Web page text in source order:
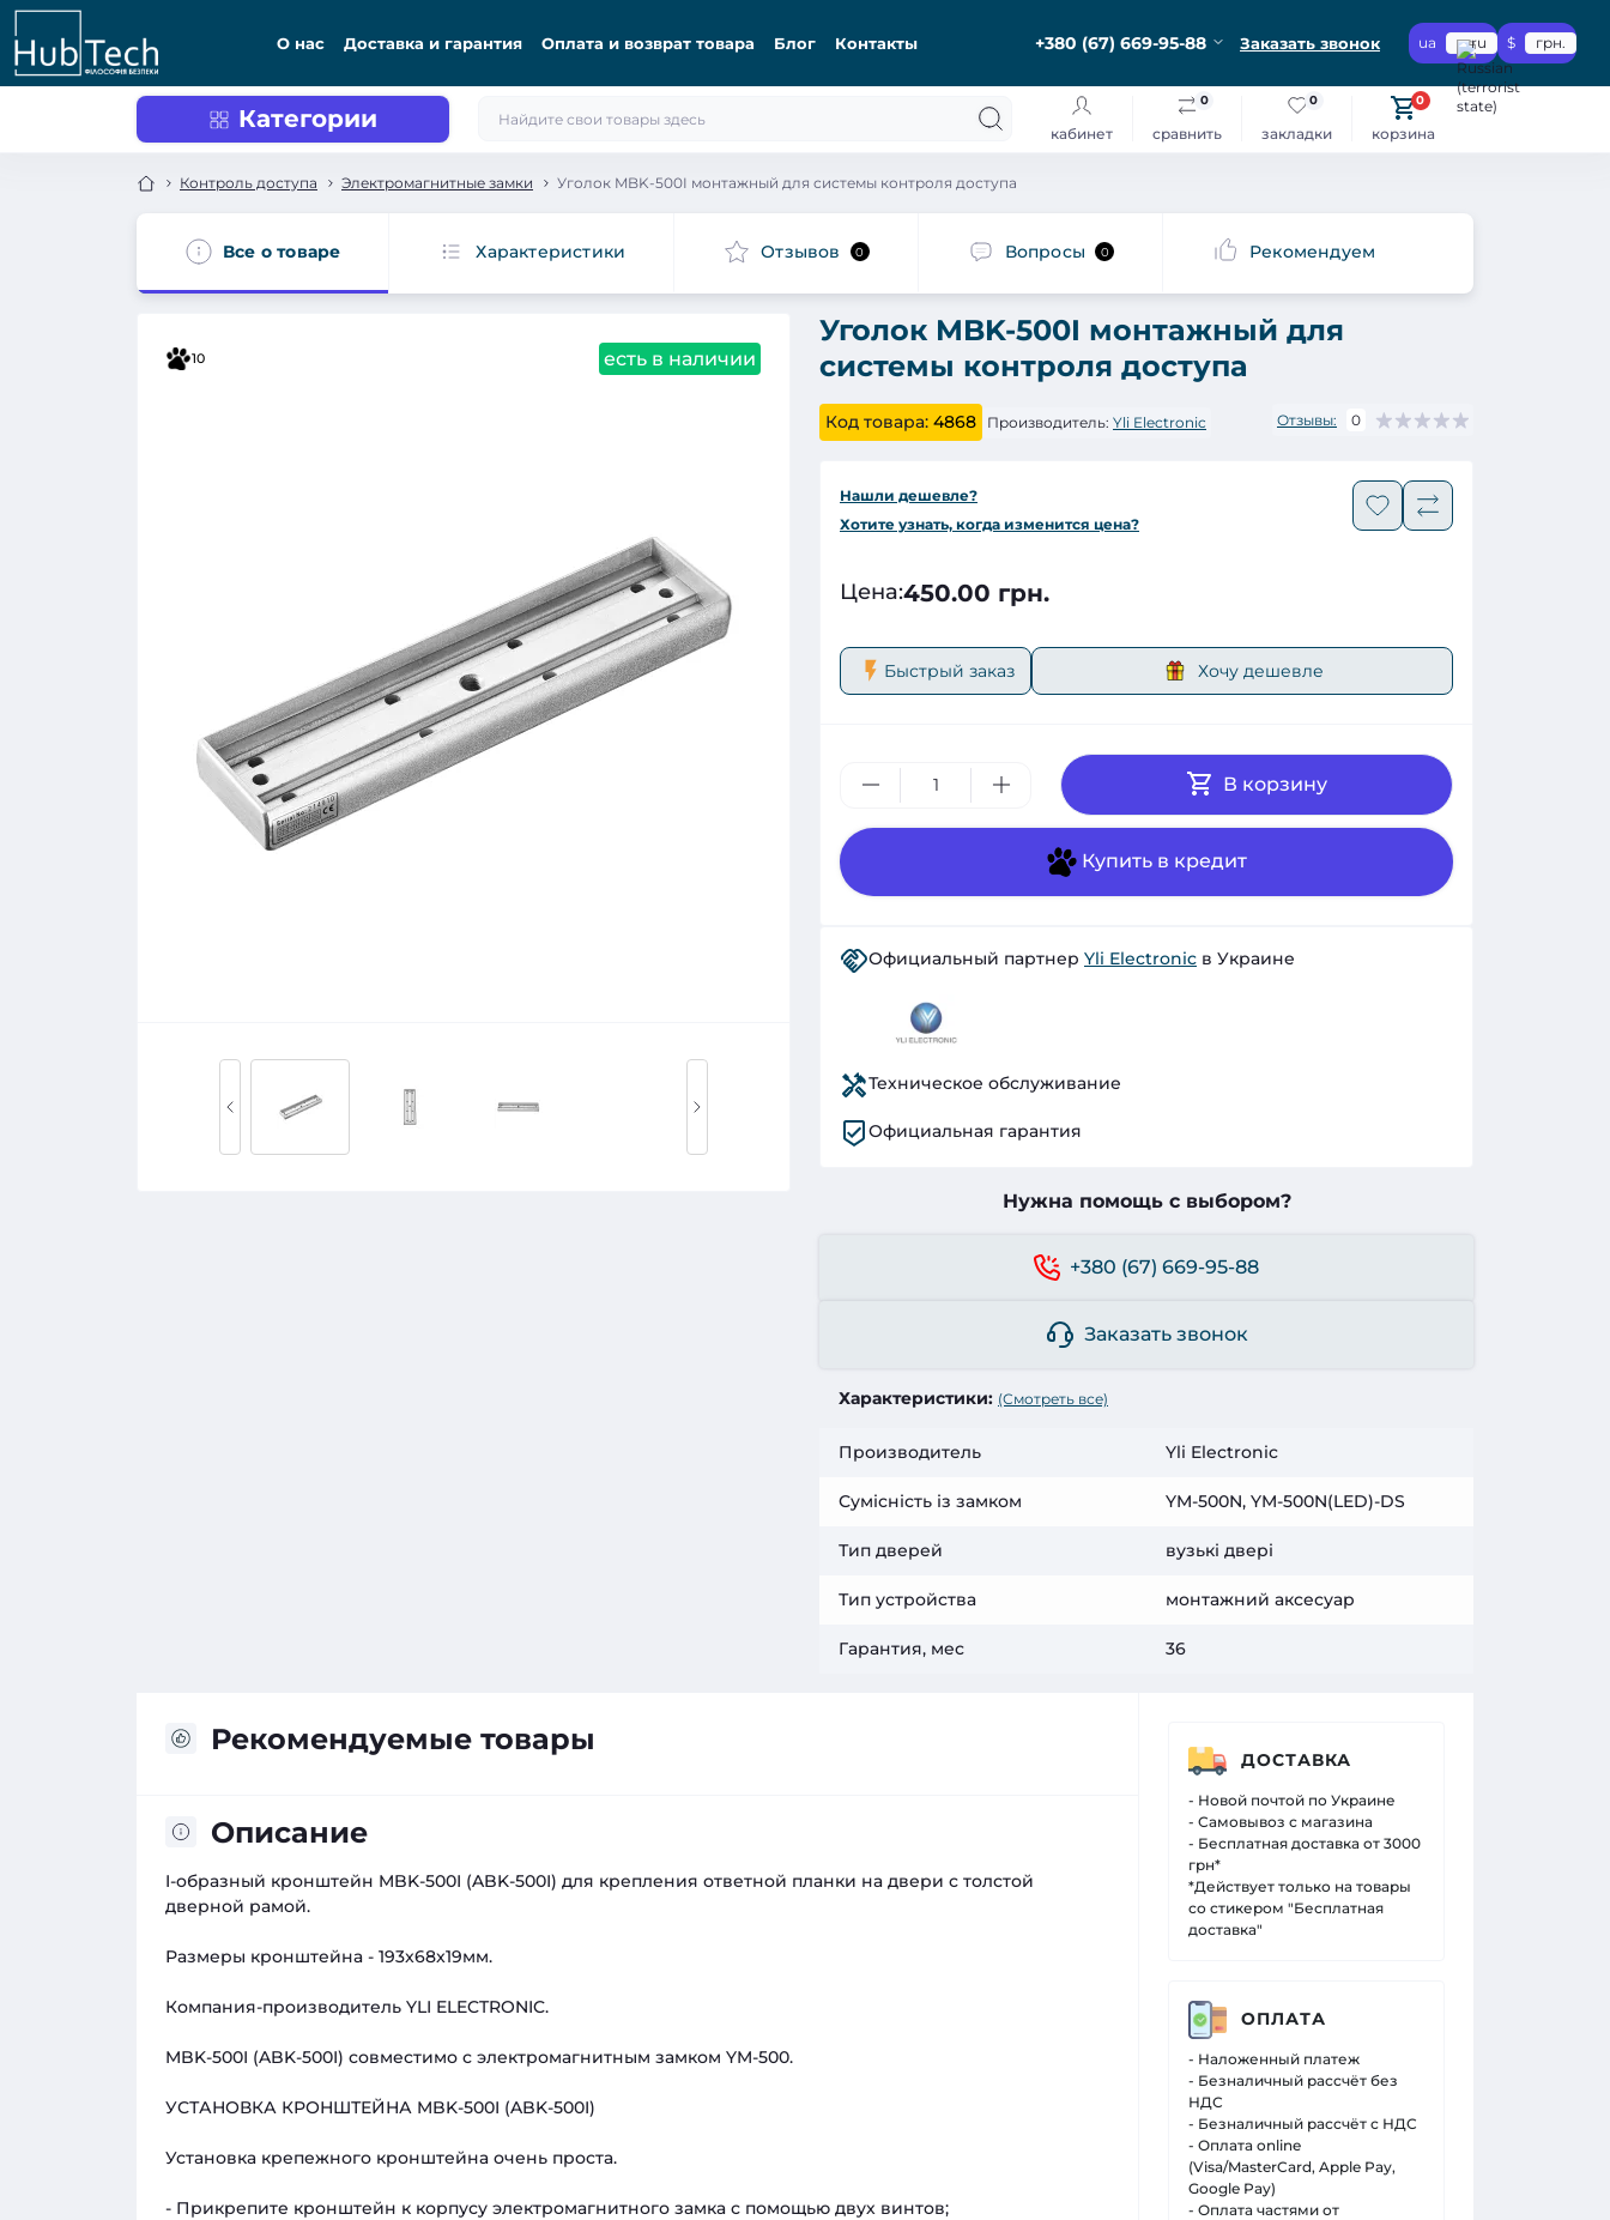
О нас Доставка и гарантия Оплата и возврат товара Блог Контакты +380 (67) 669-95-88 Заказать звонок ua ru $ грн.
Категории
кабинет сравнить
0
закладки
0
корзина
0
Контроль доступа Электромагнитные замки Уголок MBK-500I монтажный для системы контроля доступа
Все о товаре Характеристики Отзывов 0 Вопросы 0 Рекомендуем
10 есть в наличии
Уголок MBK-500I монтажный для
системы контроля доступа
Код товара: 4868 Производитель: Yli Electronic Отзывы: 0
Нашли дешевле?
Хотите узнать, когда изменится цена?
Цена:450.00 грн.
Быстрый заказ Хочу дешевле
В корзину
Купить в кредит
Официальный партнер Yli Electronic в Украине
Техническое обслуживание
Официальная гарантия
Нужна помощь с выбором?
+380 (67) 669-95-88
Заказать звонок
Характеристики: (Смотреть все)
Производитель Yli Electronic
Сумісність із замком YM-500N, YM-500N(LED)-DS
Тип дверей вузькі двері
Тип устройства монтажний аксесуар
Гарантия, мес 36
Рекомендуемые товары
Описание
I-oбразный кронштейн MBK-500I (ABK-500I) для крепления ответной планки на двери с толстой
дверной рамой.
Размеры кронштейна - 193x68x19мм.
Компания-производитель YLI ELECTRONIC.
MBK-500I (ABK-500I) совместимо с электромагнитным замком YM-500.
УСТАНОВКА КРОНШТЕЙНА MBK-500I (ABK-500I)
Установка крепежного кронштейна очень проста.
- Прикрепите кронштейн к корпусу электромагнитного замка с помощью двух винтов;
ДОСТАВКА
- Новой почтой по Украине
- Самовывоз с магазина
- Бесплатная доставка от 3000
грн*
*Действует только на товары
со стикером "Бесплатная
доставка"
ОПЛАТА
- Наложенный платеж
- Безналичный рассчёт без
НДС
- Безналичный рассчёт с НДС
- Оплата online
(Visa/MasterCard, Apple Pay,
Google Pay)
- Оплата частями от